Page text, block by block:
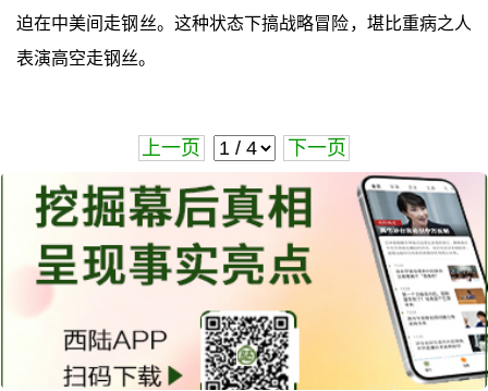
迫在中美间走钢丝。这种状态下搞战略冒险，堪比重病之人
表演高空走钢丝。
上一页 下一页